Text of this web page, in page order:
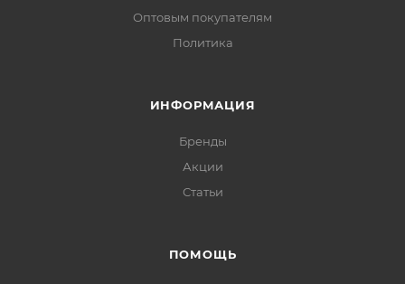
Оптовым покупателям
Политика
ИНФОРМАЦИЯ
Бренды
Акции
Статьи
ПОМОЩЬ